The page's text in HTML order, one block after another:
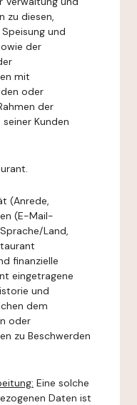
zu diesen,
und
der
mit
oder
der
Kunden
(Anrede,
(E-Mail-
Land,
finanzielle
eingetragene
und
dem
oder
zu Beschwerden
Eine solche
Daten ist